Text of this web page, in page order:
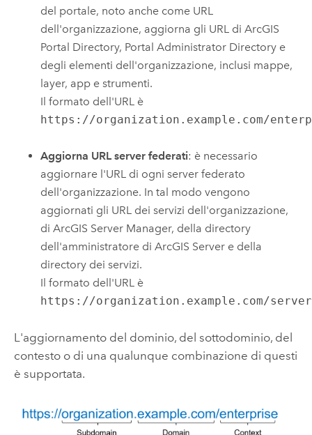
del portale, noto anche come URL
dell'organizzazione, aggiorna gli URL diArcGIS
Portal Directory, Portal Administrator Directory e
degli elementi dell'organizzazione, inclusi mappe,
layer, app e strumenti.
Il formato dell'URL è
https://organization.example.com/
Aggiorna URL server federati: è necessario
aggiornare l'URL di ogni server federato
dell'organizzazione. In tal modo vengono
aggiornati gli URL dei servizi dell'organizzazione,
diArcGIS Server Manager, della directory
dell'amministratore di ArcGIS Server e della
directory dei servizi.
Il formato dell'URL è
https://organization.example.com/server
L'aggiornamento del dominio, del sottodominio, del
contesto o di una qualunque combinazione di questi
è supportata.